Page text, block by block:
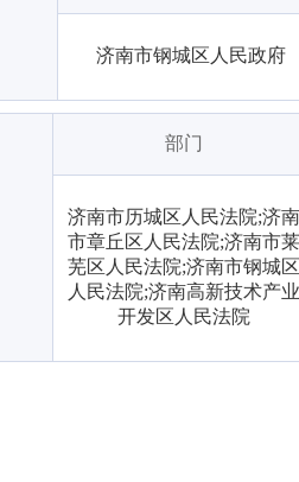
济南市钢城区人民政府
部门
济南市历城区人民法院;济南
市章丘区人民法院;济南市莱
芜区人民法院;济南市钢城区
人民法院;济南高新技术产业
开发区人民法院